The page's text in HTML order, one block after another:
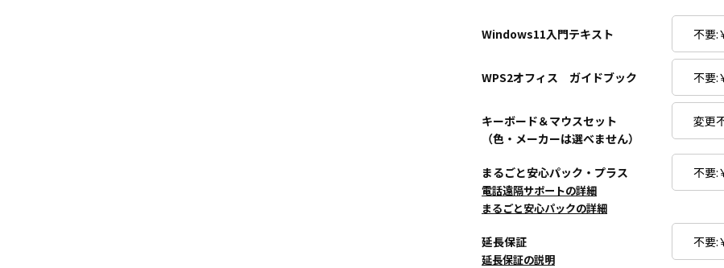
Windows11入門テキスト
WPS2オフィス ガイドブック
キーボード＆マウスセット
（色・メーカーは選べません）
まるごと安心パック・プラス
電話遠隔サポートの詳細
まるごと安心パックの詳細
延長保証
延長保証の説明